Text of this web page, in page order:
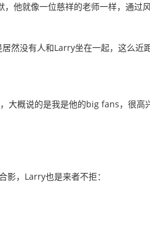
他就像一位慈祥的老师一样，通
然没有人和Larry坐在一起，这么
大概说的是我是他的big fans，很
影，Larry也是来者不拒：